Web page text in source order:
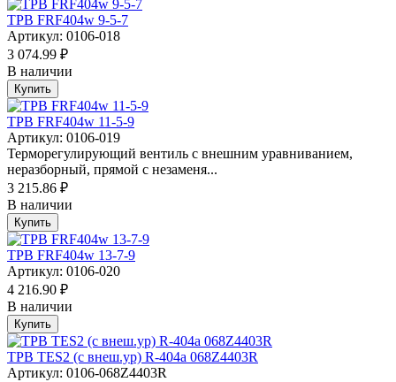
ТРВ FRF404w 9-5-7
Артикул: 0106-018
3 074.99 ₽
В наличии
Купить
ТРВ FRF404w 11-5-9
Артикул: 0106-019
Терморегулирующий вентиль с внешним уравниванием,
неразборный, прямой с незаменя...
3 215.86 ₽
В наличии
Купить
ТРВ FRF404w 13-7-9
Артикул: 0106-020
4 216.90 ₽
В наличии
Купить
ТРВ TES2 (с внеш.ур) R-404a 068Z4403R
Артикул: 0106-068Z4403R